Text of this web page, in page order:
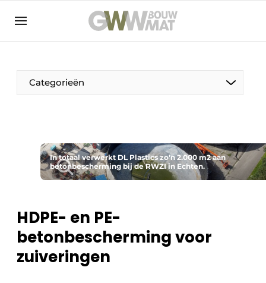
NL EN
Categorieën
De Pen
Vrouw in de bouw
In totaal verwerkt DL Plastics zo’n 2.000 m2 aan
betonbescherming bij de RWZI in Echten.
HDPE- en PE-
betonbescherming voor
zuiveringen